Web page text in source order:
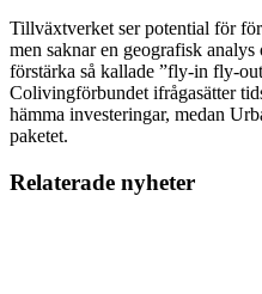
Tillväxtverket ser potential för
men saknar en geografisk
förstärka så kallade ”fly-in fly-
Colivingförbundet ifrågasätter
hämma investeringar, medan
paketet.
Relaterade nyheter